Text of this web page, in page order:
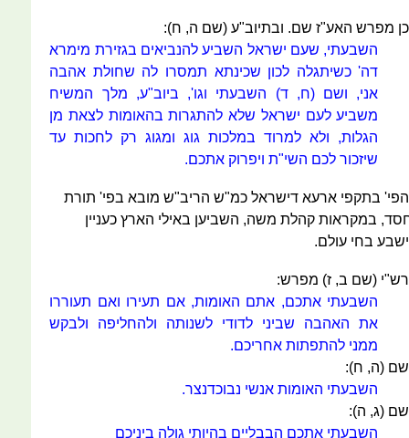
מפרש האע"ז שם. ובתיוב"ע (שם ה, ח):
השבעתי, שעם ישראל השביע להנביאים בגזירת מימרא
דה' כשיתגלה לכון שכינתא תמסרו לה שחולת אהבה
אני, ושם (ח, ד) השבעתי וגו', ביוב"ע, מלך המשיח
משביע לעם ישראל שלא להתגרות בהאומות לצאת מן
הגלות, ולא למרוד במלכות גוג ומגוג רק לחכות עד
שיזכור לכם השי"ת ויפרוק אתכם.
בתקפי ארעא דישראל כמ"ש הריב"ש מובא בפי' תורת
במקראות קהלת משה, השביען באילי הארץ כעניין
בחי עולם.
(שם ב, ז) מפרש:
השבעתי אתכם, אתם האומות, אם תעירו ואם תעוררו
את האהבה שביני לדודי לשנותה ולהחליפה ולבקש
ממני להתפתות אחריכם.
(ה, ח):
השבעתי האומות אנשי נבוכדנצר.
(ג, ה):
השבעתי אתכם הבבליים בהיותי גולה ביניכם